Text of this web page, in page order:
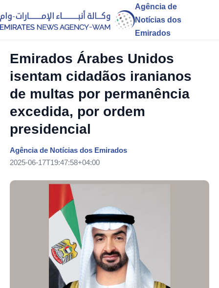
Agência de
Notícias dos
Emirados
Emirados Árabes Unidos
isentam cidadãos iranianos
de multas por permanência
excedida, por ordem
presidencial
Agência de Notícias dos Emirados
2025-06-17T19:47:58+04:00